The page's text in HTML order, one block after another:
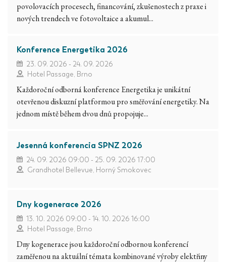
povolovacích procesech, financování, zkušenostech z praxe i
nových trendech ve fotovoltaice a akumul...
Konference Energetika 2026
23. 09. 2026 - 24. 09. 2026
Hotel Passage, Brno
Každoroční odborná konference Energetika je unikátní
otevřenou diskuzní platformou pro směřování energetiky. Na
jednom místě během dvou dnů propojuje...
Jesenná konferencia SPNZ 2026
24. 09. 2026 09:00 - 25. 09. 2026 17:00
Grandhotel Bellevue, Horný Smokovec
Dny kogenerace 2026
13. 10. 2026 09:00 - 14. 10. 2026 16:00
Hotel Passage, Brno
Dny kogenerace jsou každoroční odbornou konferencí
zaměřenou na aktuální témata kombinované výroby elektřiny